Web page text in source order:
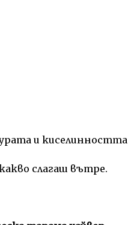
и киселинността
слагаш вътре.